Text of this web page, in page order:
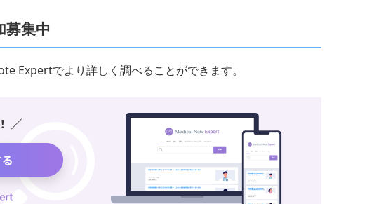
募集中
Expertでより詳しく調べることができます。